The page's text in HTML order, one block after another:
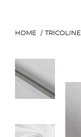
HOME TRICOLINE